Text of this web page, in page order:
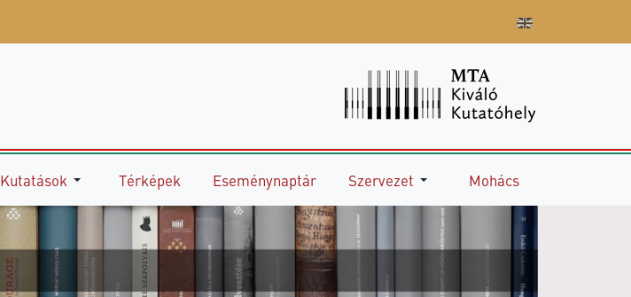
Kutatások Térképek Eseménynaptár Szervezet Mohács